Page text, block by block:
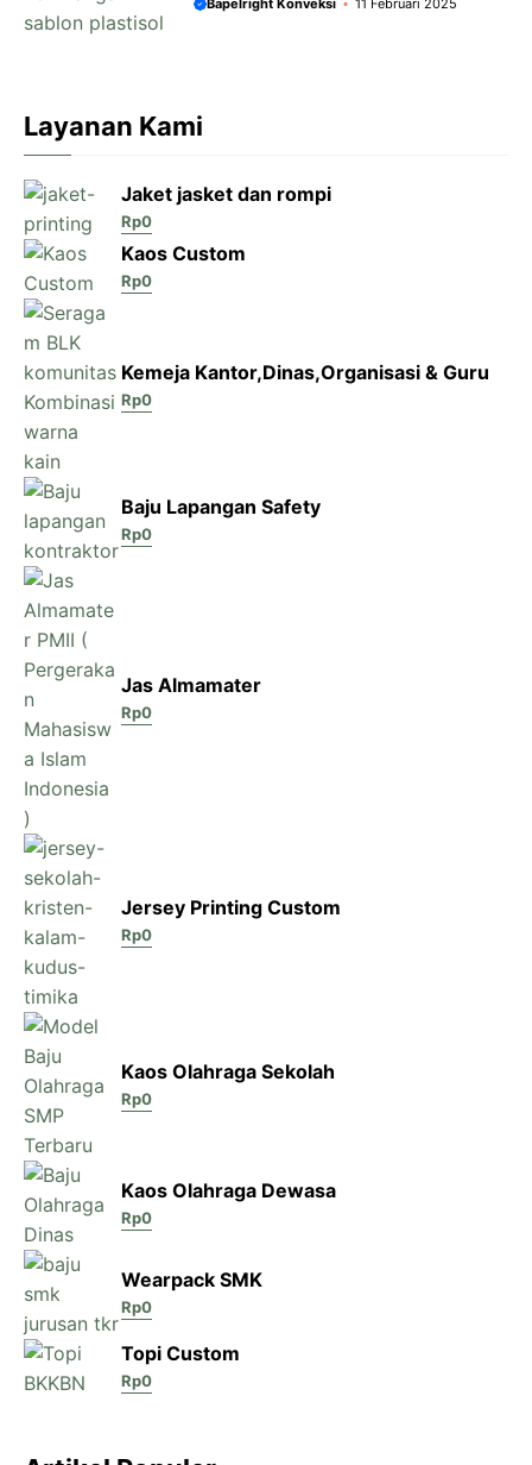
Bapelright Konveksi 11 Februari 2025
Layanan Kami
Jaket jasket dan rompi
Rp0
Kaos Custom
Rp0
Kemeja Kantor,Dinas,Organisasi & Guru
Rp0
Baju Lapangan Safety
Rp0
Jas Almamater
Rp0
Jersey Printing Custom
Rp0
Kaos Olahraga Sekolah
Rp0
Kaos Olahraga Dewasa
Rp0
Wearpack SMK
Rp0
Topi Custom
Rp0